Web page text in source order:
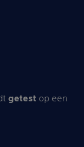
getest op een